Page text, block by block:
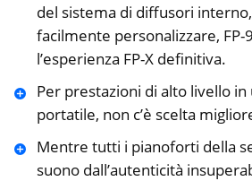
del sistema di diffusori
facilmente personalizzare, FP-
l’esperienza FP-X definitiva.
Per prestazioni di alto livello
portatile, non c’è scelta
Mentre tutti i pianoforti della
suono dall’autenticità